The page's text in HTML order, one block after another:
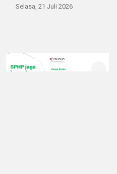
Selasa, 21 Juli 2026